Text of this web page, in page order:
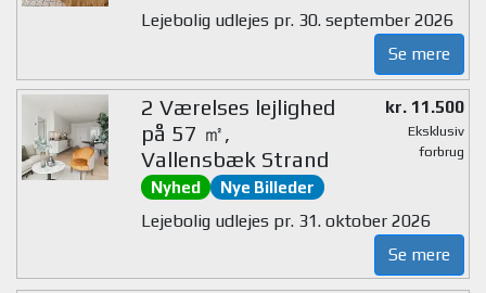
Lejebolig udlejes pr. 30. september 2026
Se mere
2 Værelses lejlighed
på 57 ㎡,
Vallensbæk Strand
Nyhed Nye Billeder
kr. 11.500
Eksklusiv
forbrug
Lejebolig udlejes pr. 31. oktober 2026
Se mere